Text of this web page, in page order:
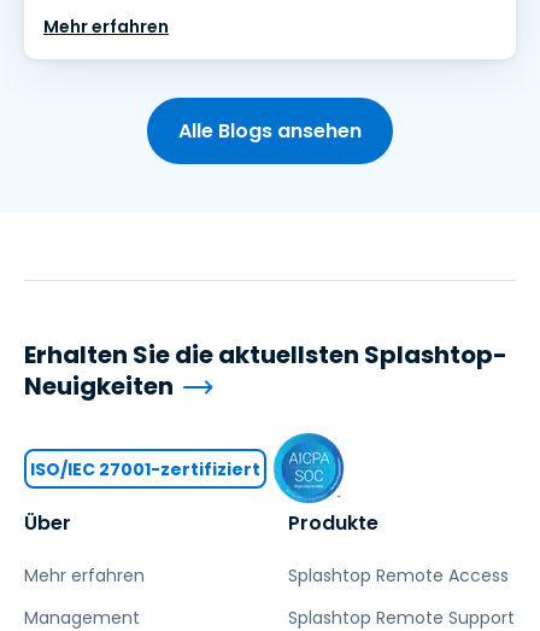
Mehr erfahren
Alle Blogs ansehen
Über
Mehr erfahren
Management
Produkte
Splashtop Remote Access
Splashtop Remote Support
Erhalten Sie die aktuellsten Splashtop-
Neuigkeiten
ISO/IEC 27001-zertifiziert